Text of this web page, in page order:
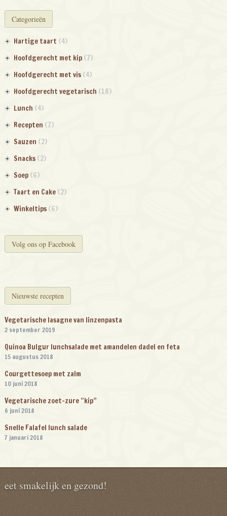
Categorieën
Hartige taart (4)
Hoofdgerecht met kip(7)
Hoofdgerecht met vis(4)
Hoofdgerecht vegetarisch (18)
Lunch (4)
Recepten (7)
Sauzen (2)
Snacks(2)
Soep(6)
Taart en Cake(2)
Winkeltips(6)
Volg ons op Facebook
Nieuwste recepten
Vegetarische lasagne van linzenpasta
2 september 2019
Quinoa Bulgur lunchsalade met amandelen dadel en feta
15 augustus 2018
Courgettesoep met zalm
10 juni 2018
Vegetarische zoet-zure “kip”
6 juni 2018
Snelle Falafel lunch salade
7 januari 2018
eet smakelijk en gezond!